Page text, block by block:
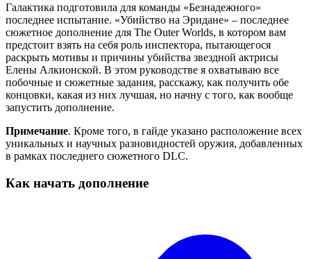
Галактика подготовила для команды «Безнадежного»
последнее испытание. «Убийство на Эридане» – последнее
сюжетное дополнение для The Outer Worlds, в котором вам
предстоит взять на себя роль инспектора, пытающегося
раскрыть мотивы и причины убийства звездной актрисы
Елены Алкионской. В этом руководстве я охватываю все
побочные и сюжетные задания, расскажу, как получить обе
концовки, какая из них лучшая, но начну с того, как вообще
запустить дополнение.
Примечание. Кроме того, в гайде указано расположение всех
уникальных и научных разновидностей оружия, добавленных
в рамках последнего сюжетного DLC.
Как начать дополнение